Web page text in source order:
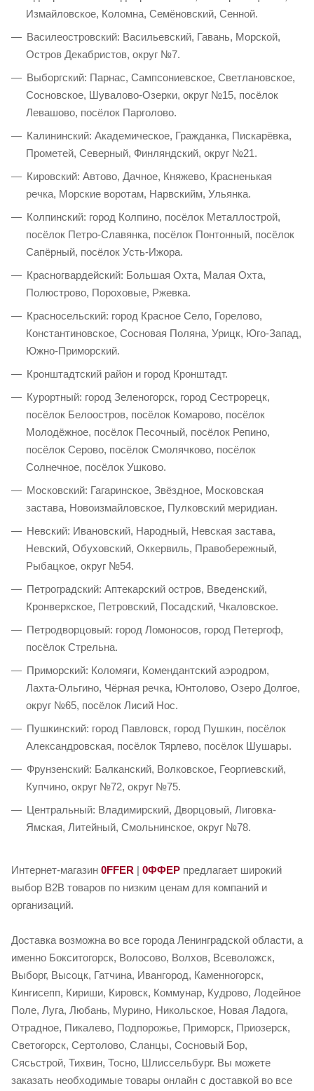
Измайловское, Коломна, Семёновский, Сенной.
Василеостровский: Васильевский, Гавань, Морской,
Остров Декабристов, округ №7.
Выборгский: Парнас, Сампсониевское, Светлановское,
Сосновское, Шувалово-Озерки, округ №15, посёлок
Левашово, посёлок Парголово.
Калининский: Академическое, Гражданка, Пискарёвка,
Прометей, Северный, Финляндский, округ №21.
Кировский: Автово, Дачное, Княжево, Красненькая
речка, Морские воротам, Нарвскийм, Ульянка.
Колпинский: город Колпино, посёлок Металлострой,
посёлок Петро-Славянка, посёлок Понтонный, посёлок
Сапёрный, посёлок Усть-Ижора.
Красногвардейский: Большая Охта, Малая Охта,
Полюстрово, Пороховые, Ржевка.
Красносельский: город Красное Село, Горелово,
Константиновское, Сосновая Поляна, Урицк, Юго-Запад,
Южно-Приморский.
Кронштадтский район и город Кронштадт.
Курортный: город Зеленогорск, город Сестрорецк,
посёлок Белоостров, посёлок Комарово, посёлок
Молодёжное, посёлок Песочный, посёлок Репино,
посёлок Серово, посёлок Смолячково, посёлок
Солнечное, посёлок Ушково.
Московский: Гагаринское, Звёздное, Московская
застава, Новоизмайловское, Пулковский меридиан.
Невский: Ивановский, Народный, Невская застава,
Невский, Обуховский, Оккервиль, Правобережный,
Рыбацкое, округ №54.
Петроградский: Аптекарский остров, Введенский,
Кронверкское, Петровский, Посадский, Чкаловское.
Петродворцовый: город Ломоносов, город Петергоф,
посёлок Стрельна.
Приморский: Коломяги, Комендантский аэродром,
Лахта-Ольгино, Чёрная речка, Юнтолово, Озеро Долгое,
округ №65, посёлок Лисий Нос.
Пушкинский: город Павловск, город Пушкин, посёлок
Александровская, посёлок Тярлево, посёлок Шушары.
Фрунзенский: Балканский, Волковское, Георгиевский,
Купчино, округ №72, округ №75.
Центральный: Владимирский, Дворцовый, Лиговка-
Ямская, Литейный, Смольнинское, округ №78.
Интернет-магазин 0FFER | 0ФФЕР предлагает широкий
выбор B2B товаров по низким ценам для компаний и
организаций.
Доставка возможна во все города Ленинградской области, а
именно Бокситогорск, Волосово, Волхов, Всеволожск,
Выборг, Высоцк, Гатчина, Ивангород, Каменногорск,
Кингисепп, Кириши, Кировск, Коммунар, Кудрово, Лодейное
Поле, Луга, Любань, Мурино, Никольское, Новая Ладога,
Отрадное, Пикалево, Подпорожье, Приморск, Приозерск,
Светогорск, Сертолово, Сланцы, Сосновый Бор,
Сясьстрой, Тихвин, Тосно, Шлиссельбург. Вы можете
заказать необходимые товары онлайн с доставкой во все